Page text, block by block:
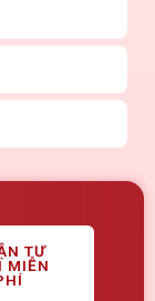
TƯ
MIỄN